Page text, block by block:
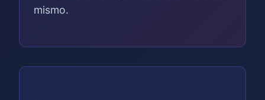
mismo.